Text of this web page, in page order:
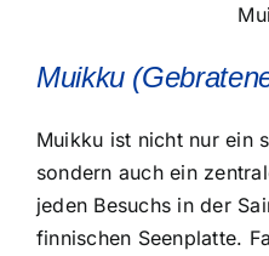
Muikku
Muikku ist nicht nur ein
sondern auch ein
jeden Besuchs in der
finnischen Seenplatte.